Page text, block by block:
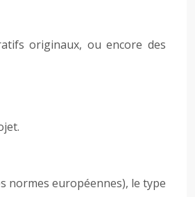
originaux, ou encore des
normes européennes), le type